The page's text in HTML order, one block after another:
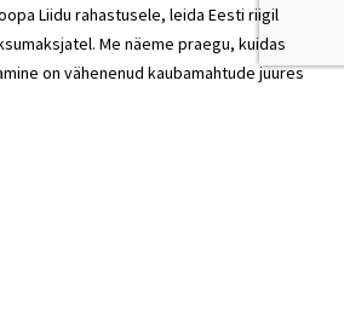
Liidu rahastusele, leida Eesti riigil
Me näeme praegu, kuidas
on vähenenud kaubamahtude juures